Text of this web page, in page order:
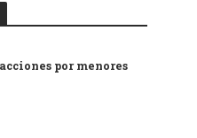
por menores